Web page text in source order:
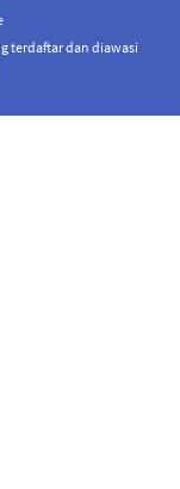
terdaftar dan diawasi